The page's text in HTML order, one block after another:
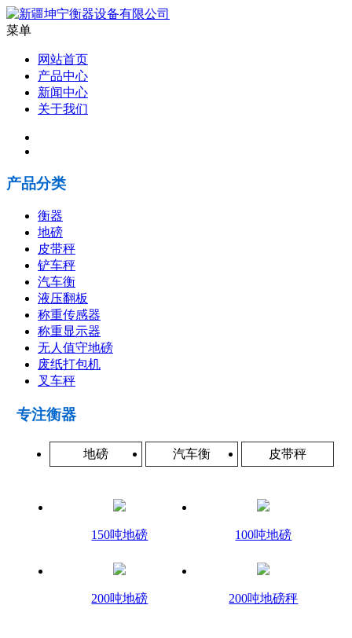
菜单
网站首页
产品中心
新闻中心
关于我们
产品分类
衡器
地磅
皮带秤
铲车秤
汽车衡
液压翻板
称重传感器
称重显示器
无人值守地磅
废纸打包机
叉车秤
专注衡器
地磅 汽车衡 皮带秤
150吨地磅 100吨地磅
200吨地磅 200吨地磅秤